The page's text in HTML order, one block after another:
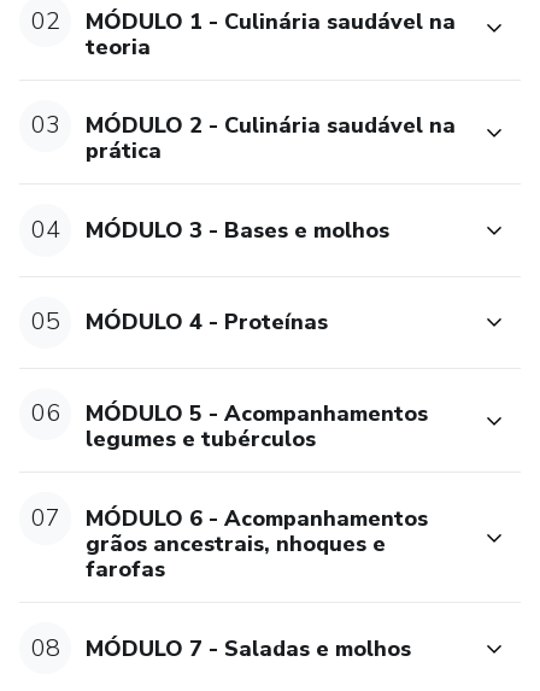
funcional, sem sacrificar o sabor e seu prazer pela comida.
02
MÓDULO 1 - Culinária saudável na
teoria
03
MÓDULO 2 - Culinária saudável na
prática
04 MÓDULO 3 - Bases e molhos
05 MÓDULO 4 - Proteínas
06
MÓDULO 5 - Acompanhamentos
legumes e tubérculos
07
MÓDULO 6 - Acompanhamentos
grãos ancestrais, nhoques e
farofas
08 MÓDULO 7 - Saladas e molhos